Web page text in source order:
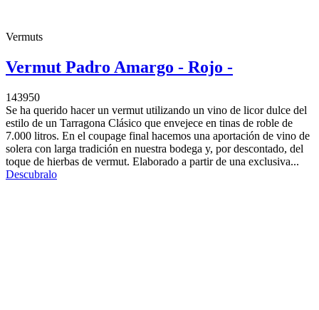
Vermuts
Vermut Padro Amargo - Rojo -
143950
Se ha querido hacer un vermut utilizando un vino de licor dulce del
estilo de un Tarragona Clásico que envejece en tinas de roble de
7.000 litros. En el coupage final hacemos una aportación de vino de
solera con larga tradición en nuestra bodega y, por descontado, del
toque de hierbas de vermut. Elaborado a partir de una exclusiva...
Descubralo